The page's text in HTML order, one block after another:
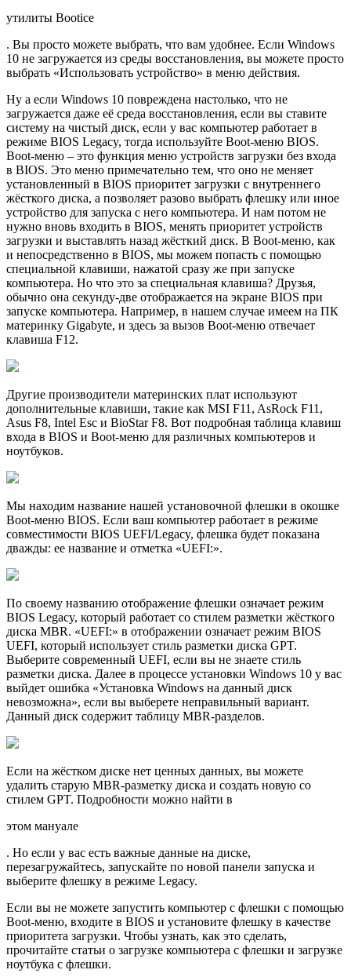
утилиты Bootice
. Вы просто можете выбрать, что вам удобнее. Если Windows
10 не загружается из среды восстановления, вы можете просто
выбрать «Использовать устройство» в меню действия.
Ну а если Windows 10 повреждена настолько, что не
загружается даже её среда восстановления, если вы ставите
систему на чистый диск, если у вас компьютер работает в
режиме BIOS Legacy, тогда используйте Boot-меню BIOS.
Boot-меню – это функция меню устройств загрузки без входа
в BIOS. Это меню примечательно тем, что оно не меняет
установленный в BIOS приоритет загрузки с внутреннего
жёсткого диска, а позволяет разово выбрать флешку или иное
устройство для запуска с него компьютера. И нам потом не
нужно вновь входить в BIOS, менять приоритет устройств
загрузки и выставлять назад жёсткий диск. В Boot-меню, как
и непосредственно в BIOS, мы можем попасть с помощью
специальной клавиши, нажатой сразу же при запуске
компьютера. Но что это за специальная клавиша? Друзья,
обычно она секунду-две отображается на экране BIOS при
запуске компьютера. Например, в нашем случае имеем на ПК
материнку Gigabyte, и здесь за вызов Boot-меню отвечает
клавиша F12.
Другие производители материнских плат используют
дополнительные клавиши, такие как MSI F11, AsRock F11,
Asus F8, Intel Esc и BioStar F8. Вот подробная таблица клавиш
входа в BIOS и Boot-меню для различных компьютеров и
ноутбуков.
Мы находим название нашей установочной флешки в окошке
Boot-меню BIOS. Если ваш компьютер работает в режиме
совместимости BIOS UEFI/Legacy, флешка будет показана
дважды: ее название и отметка «UEFI:».
По своему названию отображение флешки означает режим
BIOS Legacy, который работает со стилем разметки жёсткого
диска MBR. «UEFI:» в отображении означает режим BIOS
UEFI, который использует стиль разметки диска GPT.
Выберите современный UEFI, если вы не знаете стиль
разметки диска. Далее в процессе установки Windows 10 у вас
выйдет ошибка «Установка Windows на данный диск
невозможна», если вы выберете неправильный вариант.
Данный диск содержит таблицу MBR-разделов.
Если на жёстком диске нет ценных данных, вы можете
удалить старую MBR-разметку диска и создать новую со
стилем GPT. Подробности можно найти в
этом мануале
. Но если у вас есть важные данные на диске,
перезагружайтесь, запускайте по новой панели запуска и
выберите флешку в режиме Legacy.
Если вы не можете запустить компьютер с флешки с помощью
Boot-меню, входите в BIOS и установите флешку в качестве
приоритета загрузки. Чтобы узнать, как это сделать,
прочитайте статьи о загрузке компьютера с флешки и загрузке
ноутбука с флешки.